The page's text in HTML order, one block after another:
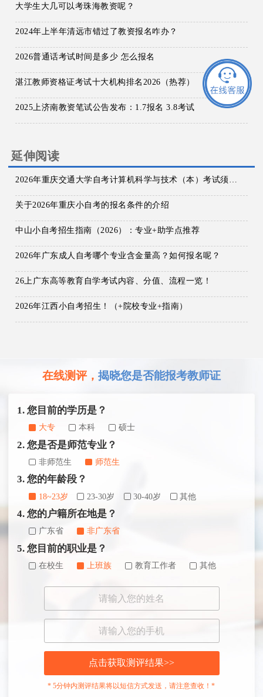
大学生大几可以考珠海教资呢？
2024年上半年清远市错过了教资报名咋办？
2026普通话考试时间是多少 怎么报名
湛江教师资格证考试十大机构排名2026（热荐）
2025上济南教资笔试公告发布：1.7报名 3.8考试
延伸阅读
关于2026年重庆小自考的报名条件的介绍
中山小自考招生指南（2026）：专业+助学点推荐
2026年广东成人自考哪个专业含金量高？如何报名呢？
26上广东高等教育自学考试内容、分值、流程一览！
2026年江西小自考招生！（+院校专业+指南）
在线测评， 揭晓您是否能报考教师证
1. 您目前的学历是？
大专 本科 硕士
2. 您是否是师范专业？
非师范生 师范生
3. 您的年龄段？
18~23岁 23-30岁 30-40岁 其他
4. 您的户籍所在地是？
广东省 非广东省
5. 您目前的职业是？
在校生 上班族 教育工作者 其他
点击获取测评结果>>
* 5分钟内测评结果将以短信方式发送，请注意查收！*